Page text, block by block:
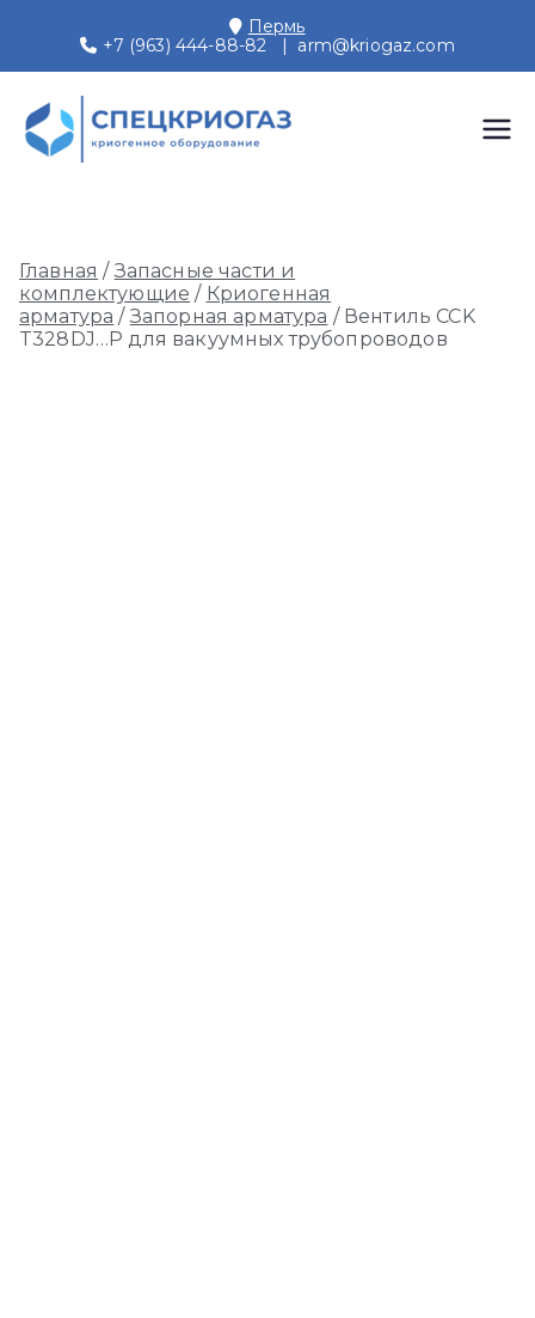
содержимому
Пермь
+7 (963) 444-88-82 | arm@kriogaz.com
Производство и поставки
Главная /Запасные части и
комплектующие / Криогенная
арматура /Запорная арматура / Вентиль CCK
T328DJ…P для вакуумных трубопроводов